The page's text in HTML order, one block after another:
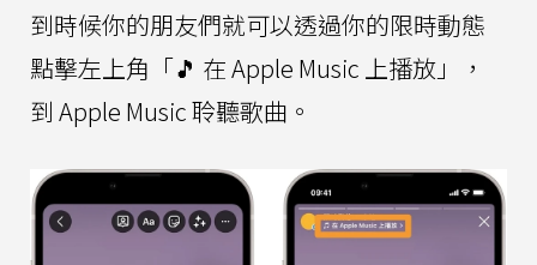
到時候你的朋友們就可以透過你的限時動態
點擊左上角「🎵 在 Apple Music 上播放」，
到 Apple Music 聆聽歌曲。